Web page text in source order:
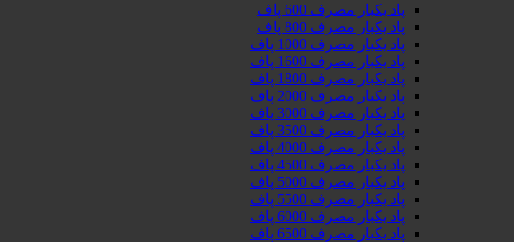
پاد یکبار مصرف 600 پاف
پاد یکبار مصرف 800 پاف
پاد یکبار مصرف 1000 پاف
پاد یکبار مصرف 1600 پاف
پاد یکبار مصرف 1800 پاف
پاد یکبار مصرف 2000 پاف
پاد یکبار مصرف 3000 پاف
پاد یکبار مصرف 3500 پاف
پاد یکبار مصرف 4000 پاف
پاد یکبار مصرف 4500 پاف
پاد یکبار مصرف 5000 پاف
پاد یکبار مصرف 5500 پاف
پاد یکبار مصرف 6000 پاف
پاد یکبار مصرف 6500 پاف